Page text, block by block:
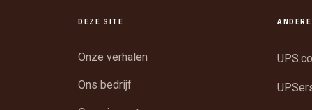
DEZE SITE
Onze verhalen
Ons bedrijf